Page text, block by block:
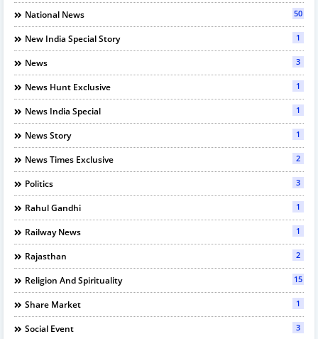
National News 50
New India Special Story 1
News 3
News Hunt Exclusive 1
News India Special 1
News Story 1
News Times Exclusive 2
Politics 3
Rahul Gandhi 1
Railway News 1
Rajasthan 2
Religion And Spirituality 15
Share Market 1
Social Event 3